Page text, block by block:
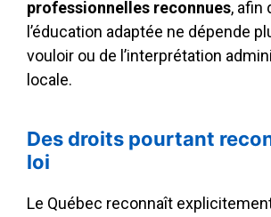
professionnelles reconnues, afin
l’éducation adaptée ne dépende
vouloir ou de l’interprétation
locale.
Des droits pourtant
loi
Le Québec reconnaît